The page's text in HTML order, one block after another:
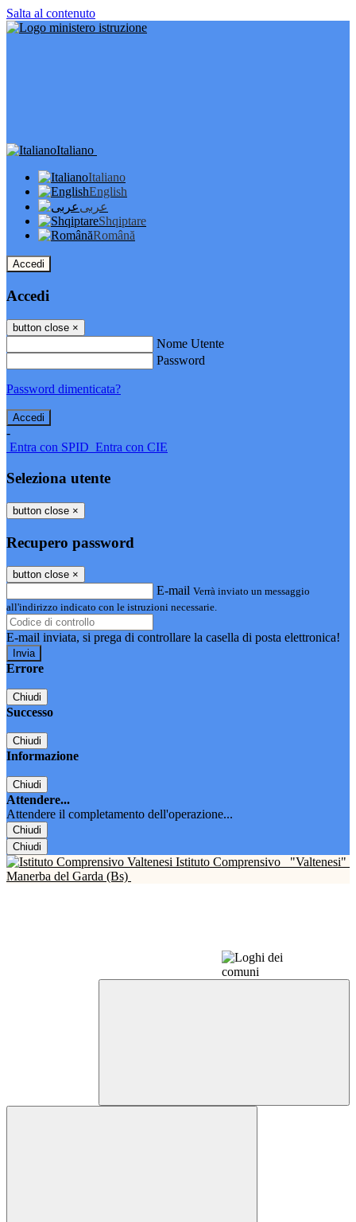
Salta al contenuto
Italiano
Italiano
English
عربى
Shqiptare
Română
Accedi
Accedi
button close ×
Nome Utente
Password
Password dimenticata?
-
Entra con SPID Entra con CIE
Seleziona utente
button close ×
Recupero password
button close ×
E-mail Verrà inviato un messaggio
all'indirizzo indicato con le istruzioni necessarie.
E-mail inviata, si prega di controllare la casella di posta elettronica!
Errore
Chiudi
Successo
Chiudi
Informazione
Chiudi
Attendere...
Attendere il completamento dell'operazione...
Chiudi
Chiudi
Istituto Comprensivo
"Valtenesi"
Manerba del Garda (Bs)